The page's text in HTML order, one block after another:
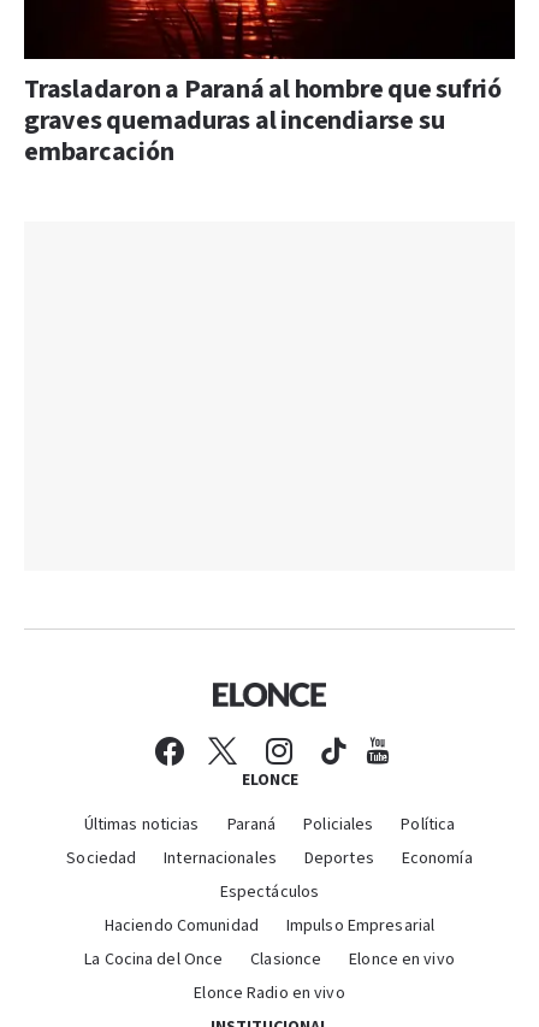
Trasladaron a Paraná al hombre que sufrió
graves quemaduras al incendiarse su
embarcación
ELONCE
Últimas noticias Paraná Policiales
Política
Sociedad
Internacionales Deportes
Economía
Espectáculos
Haciendo Comunidad
Impulso Empresarial
La Cocina del Once
Clasionce
Elonce en vivo
Elonce Radio en vivo